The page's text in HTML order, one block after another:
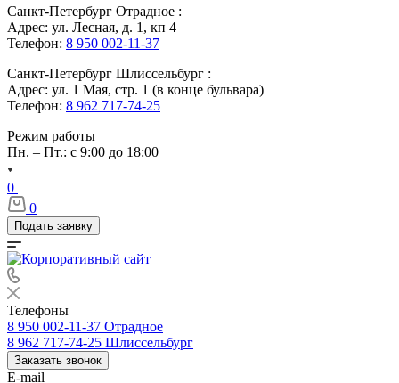
Санкт-Петербург Отрадное :
Адрес: ул. Лесная, д. 1, кп 4
Телефон: 8 950 002-11-37
Санкт-Петербург Шлиссельбург :
Адрес: ул. 1 Мая, стр. 1 (в конце бульвара)
Телефон: 8 962 717-74-25
Режим работы
Пн. – Пт.: с 9:00 до 18:00
0
0
Подать заявку
Телефоны
8 950 002-11-37 Отрадное
8 962 717-74-25 Шлиссельбург
Заказать звонок
E-mail